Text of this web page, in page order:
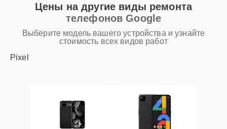
Цены на другие виды ремонта
телефонов Google
Выберите модель вашего устройства и узнайте
стоимость всех видов работ
Pixel